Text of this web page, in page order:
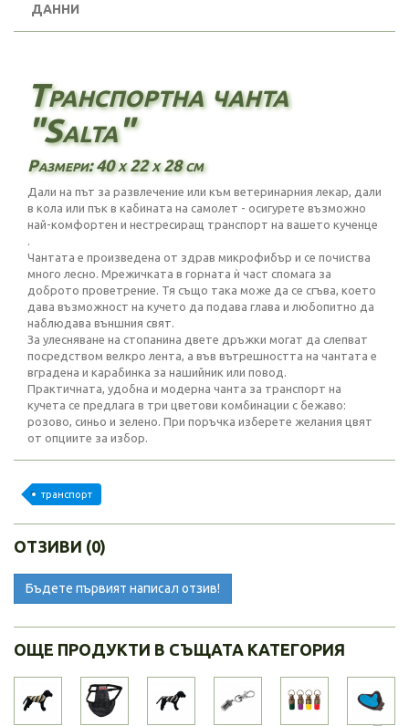
ДАННИ
Транспортна чанта
"Salta"
Размери: 40 х 22 х 28 см
Дали на път за развлечение или към ветеринарния лекар, дали
в кола или пък в кабината на самолет - осигурете възможно
най-комфортен и нестресиращ транспорт на вашето кученце
.
Чантата е произведена от здрав микрофибър и се почиства
много лесно. Мрежичката в горната ѝ част спомага за
доброто проветрение. Тя също така може да се сгъва, което
дава възможност на кучето да подава глава и любопитно да
наблюдава външния свят.
За улесняване на стопанина двете дръжки могат да слепват
посредством велкро лента, а във вътрешността на чантата е
вградена и карабинка за нашийник или повод.
Практичната, удобна и модерна чанта за транспорт на
кучета се предлага в три цветови комбинации с бежаво:
розово, синьо и зелено. При поръчка изберете желания цвят
от опциите за избор.
транспорт
ОТЗИВИ (0)
Бъдете първият написал отзив!
ОЩЕ ПРОДУКТИ В СЪЩАТА КАТЕГОРИЯ